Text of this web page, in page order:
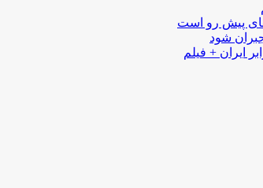
پیش رو است
شود
ایران + فیلم